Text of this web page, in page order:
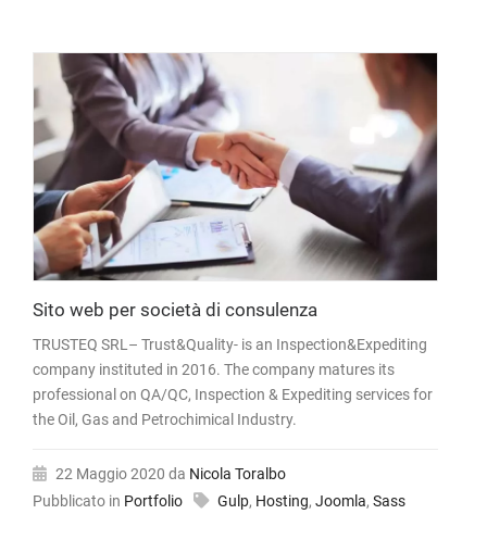
Sito web per società di consulenza
TRUSTEQ SRL– Trust&Quality- is an Inspection&Expediting
company instituted in 2016. The company matures its
professional on QA/QC, Inspection & Expediting services for
the Oil, Gas and Petrochimical Industry.
22 Maggio 2020 da Nicola Toralbo
Pubblicato in Portfolio Gulp, Hosting, Joomla, Sass